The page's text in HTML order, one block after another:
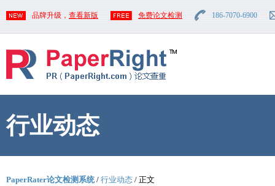
品牌升级， 查看新版 免费论文检测 186-7070-6900
行业动态
PaperRater论文检测系统/ 行业动态 / 正文